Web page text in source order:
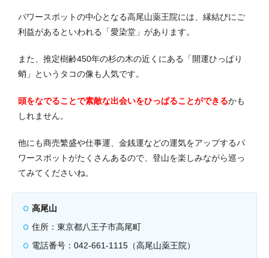
パワースポットの中心となる高尾山薬王院には、縁結びにご
利益があるといわれる「愛染堂」があります。
また、推定樹齢450年の杉の木の近くにある「開運ひっぱり
蛸」というタコの像も人気です。
頭をなでることで素敵な出会いをひっぱることができるかも
しれません。
他にも商売繁盛や仕事運、金銭運などの運気をアップするパ
ワースポットがたくさんあるので、登山を楽しみながら巡っ
てみてくださいね。
高尾山
住所：東京都八王子市高尾町
電話番号：042-661-1115（高尾山薬王院）